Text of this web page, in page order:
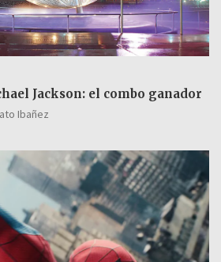
Jackson: el combo ganador
Ibañez